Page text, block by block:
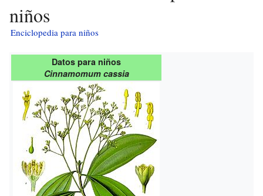
niños
Enciclopedia para niños
Datos para niños
Cinnamomum cassia